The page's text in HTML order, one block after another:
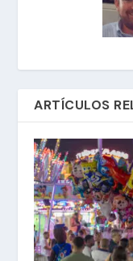
ARTÍCULOS